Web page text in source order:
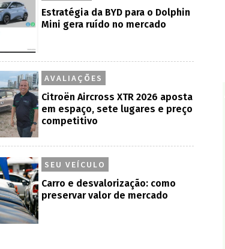
Estratégia da BYD para o Dolphin
Mini gera ruído no mercado
AVALIAÇÕES
Citroën Aircross XTR 2026 aposta
em espaço, sete lugares e preço
competitivo
SEU VEÍCULO
Carro e desvalorização: como
preservar valor de mercado